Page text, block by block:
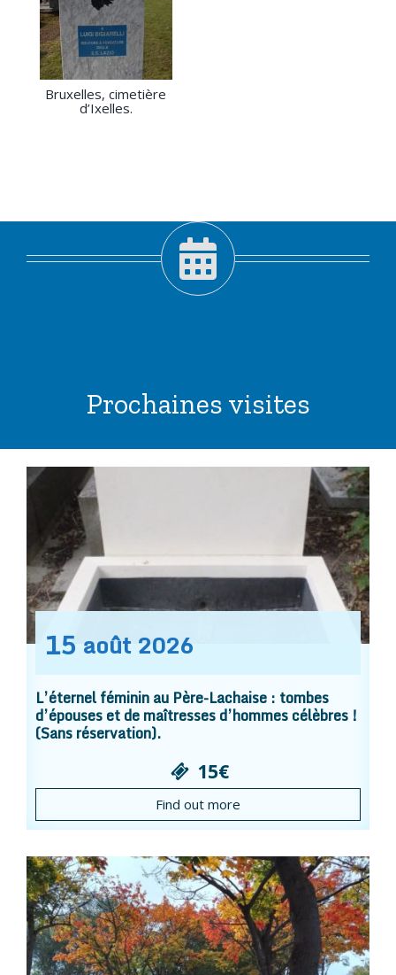
Bruxelles, cimetière
d’Ixelles.
Prochaines visites
15 août 2026
L’éternel féminin au Père-Lachaise : tombes
d’épouses et de maîtresses d’hommes célèbres !
(Sans réservation).
15€
Find out more